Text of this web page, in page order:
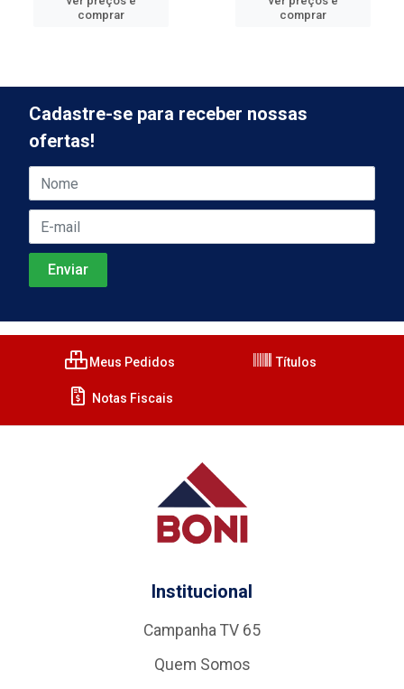
comprar
comprar
Cadastre-se para receber nossas
ofertas!
Meus Pedidos Títulos
Notas Fiscais
Institucional
Campanha TV 65
Quem Somos